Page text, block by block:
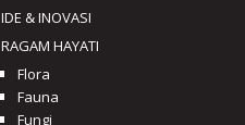
IDE & INOVASI
RAGAM HAYATI
Flora
Fauna
Fungi